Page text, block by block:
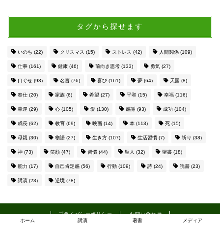
タグから探せます
いのち (22) クリスマス (15) ストレス (42) 人間関係 (109)
仕事 (161) 健康 (46) 前向き思考 (133) 勇気 (27)
口ぐせ (93) 名言 (76) 喜び (161) 夢 (64) 天国 (8)
奉仕 (20) 家族 (6) 希望 (27) 平和 (15) 幸福 (116)
幸運 (29) 心 (105) 愛 (130) 感謝 (93) 成功 (104)
成長 (62) 教育 (69) 映画 (14) 本 (113) 死 (15)
母親 (30) 物語 (27) 生き方 (107) 生活習慣 (7) 祈り (38)
神 (73) 笑顔 (47) 習慣 (44) 聖人 (32) 聖書 (18)
能力 (17) 自己肯定感 (56) 行動 (109) 詩 (24) 読書 (23)
講演 (23) 逆境 (78)
プライバシーポリシー お問い合わせ
ホーム 講演 著書 メディア